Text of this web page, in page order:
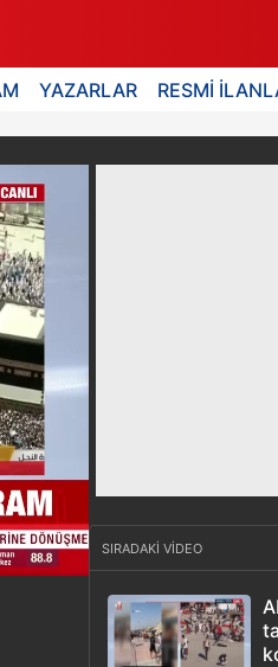
YAZARLAR RESMİ
SIRADAKİ VİDEO